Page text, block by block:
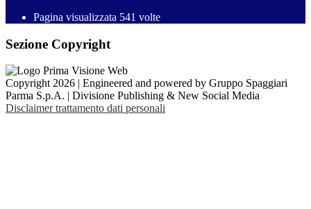
Pagina visualizzata 541 volte
Sezione Copyright
Copyright 2026 | Engineered and powered by Gruppo Spaggiari
Parma S.p.A. | Divisione Publishing & New Social Media
Disclaimer trattamento dati personali